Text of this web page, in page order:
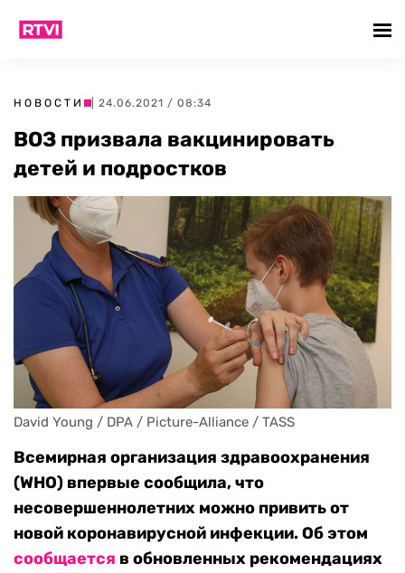
НОВОСТИ | 24.06.2021 / 08:34
ВОЗ призвала вакцинировать
детей и подростков
David Young / DPA / Picture-Alliance / TASS
Всемирная организация здравоохранения
(WHO) впервые сообщила, что
несовершеннолетних можно привить от
новой коронавирусной инфекции. Об этом
сообщается в обновленных рекомендациях